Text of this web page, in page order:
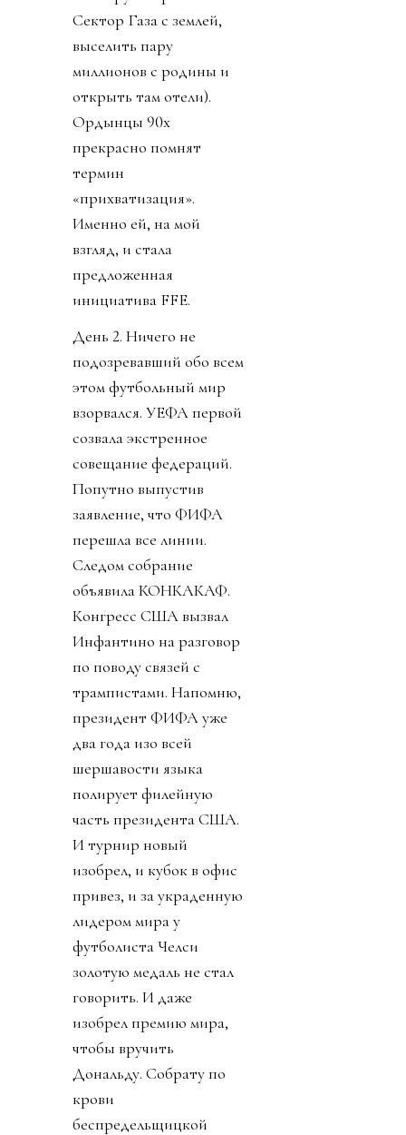
Сектор Газа с землей,
выселить пару
миллионов с родины и
открыть там отели).
Ордынцы 90х
прекрасно помнят
термин
«прихватизация».
Именно ей, на мой
взгляд, и стала
предложенная
инициатива FFE.
День 2. Ничего не
подозревавший обо всем
этом футбольный мир
взорвался. УЕФА первой
созвала экстренное
совещание федераций.
Попутно выпустив
заявление, что ФИФА
перешла все линии.
Следом собрание
объявила КОНКАКАФ.
Конгресс США вызвал
Инфантино на разговор
по поводу связей с
трампистами. Напомню,
президент ФИФА уже
два года изо всей
шершавости языка
полирует филейную
часть президента США.
И турнир новый
изобрел, и кубок в офис
привез, и за украденную
лидером мира у
футболиста Челси
золотую медаль не стал
говорить. И даже
изобрел премию мира,
чтобы вручить
Дональду. Собрату по
крови
беспредельщицкой